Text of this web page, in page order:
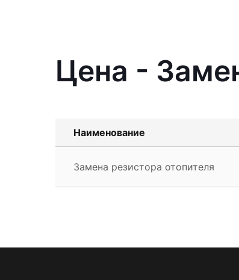
Цена -
Наименование
Замена резистора отопителя